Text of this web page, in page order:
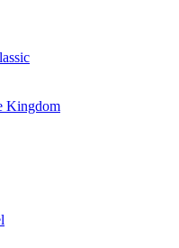
Kingdom